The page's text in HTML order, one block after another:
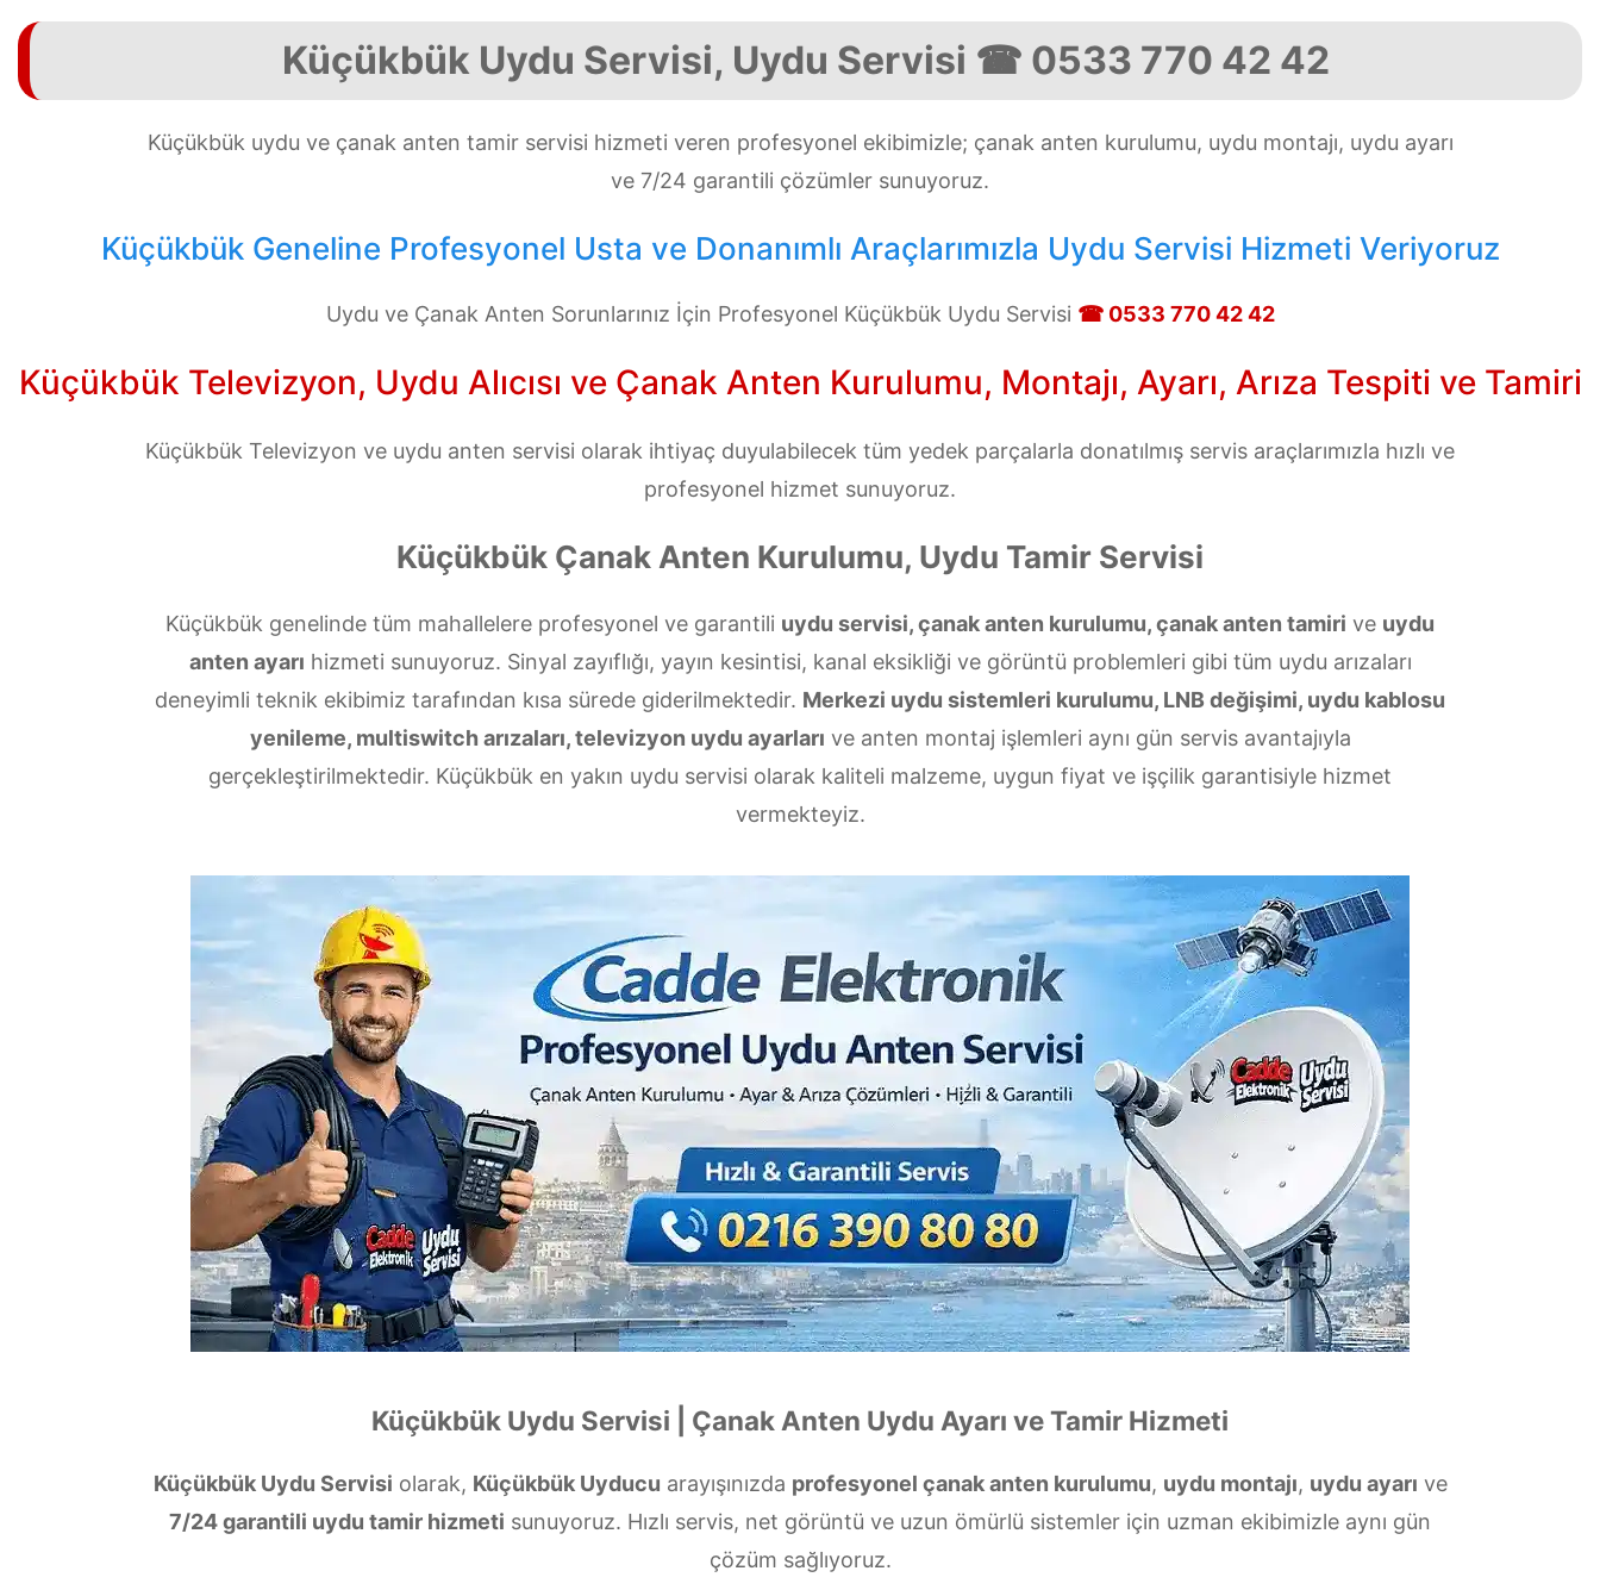
Küçükbük Uydu Servisi, Uydu Servisi ☎ 0533 770 42 42
Küçükbük uydu ve çanak anten tamir servisi hizmeti veren profesyonel ekibimizle; çanak anten kurulumu, uydu montajı, uydu ayarı
ve 7/24 garantili çözümler sunuyoruz.
Küçükbük Geneline Profesyonel Usta ve Donanımlı Araçlarımızla Uydu Servisi Hizmeti Veriyoruz
Uydu ve Çanak Anten Sorunlarınız İçin Profesyonel Küçükbük Uydu Servisi ☎ 0533 770 42 42
Küçükbük Televizyon, Uydu Alıcısı ve Çanak Anten Kurulumu, Montajı, Ayarı, Arıza Tespiti ve Tamiri
Küçükbük Televizyon ve uydu anten servisi olarak ihtiyaç duyulabilecek tüm yedek parçalarla donatılmış servis araçlarımızla hızlı ve
profesyonel hizmet sunuyoruz.
Küçükbük Çanak Anten Kurulumu, Uydu Tamir Servisi
Küçükbük genelinde tüm mahallelere profesyonel ve garantili uydu servisi, çanak anten kurulumu, çanak anten tamiri ve uydu
anten ayarı hizmeti sunuyoruz. Sinyal zayıflığı, yayın kesintisi, kanal eksikliği ve görüntü problemleri gibi tüm uydu arızaları
deneyimli teknik ekibimiz tarafından kısa sürede giderilmektedir. Merkezi uydu sistemleri kurulumu, LNB değişimi, uydu kablosu
yenileme, multiswitch arızaları, televizyon uydu ayarları ve anten montaj işlemleri aynı gün servis avantajıyla
gerçekleştirilmektedir. Küçükbük en yakın uydu servisi olarak kaliteli malzeme, uygun fiyat ve işçilik garantisiyle hizmet
vermekteyiz.
Küçükbük Uydu Servisi | Çanak Anten Uydu Ayarı ve Tamir Hizmeti
Küçükbük Uydu Servisi olarak, Küçükbük Uyducu arayışınızda profesyonel çanak anten kurulumu, uydu montajı, uydu ayarı ve
7/24 garantili uydu tamir hizmeti sunuyoruz. Hızlı servis, net görüntü ve uzun ömürlü sistemler için uzman ekibimizle aynı gün
çözüm sağlıyoruz.